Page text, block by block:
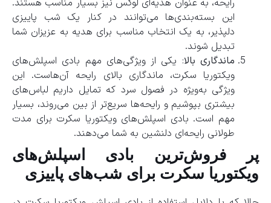
رایحه، به عنوان هدیه‌ای لوکس نیز بسیار مناسب هستند.
این بسته‌بندی‌ها می‌توانند در کنار یک شب پاییزی
دلپذیر، به یک انتخاب مناسب برای هدیه به عزیزان شما
تبدیل شوند.
ماندگاری بالا: یکی از ویژگی‌های مهم بادی اسپلش‌های
ویکتوریا سکرت، ماندگاری بالای رایحه آن‌هاست. این
ویژگی به‌ویژه در فصول سرد که تمایل داریم لباس‌های
بیشتری بپوشیم و رایحه‌ها سریع‌تر از بین می‌روند، بسیار
مهم است. بادی اسپلش‌های ویکتوریا سکرت برای مدت
طولانی رایحه‌ای دلنشین به شما می‌دهند.
پر فروش‌ترین بادی اسپلش‌های
ویکتوریا سکرت برای شب‌های پاییزی